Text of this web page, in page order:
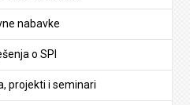
nabavke
o SPI
projekti i seminari